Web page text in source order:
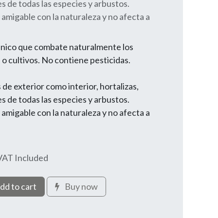
de todas las especies y arbustos.
con la naturaleza y no afecta a
que combate naturalmente los
cultivos. No contiene pesticidas.
de exterior como interior, hortalizas,
de todas las especies y arbustos.
con la naturaleza y no afecta a
Included
to cart Buy now